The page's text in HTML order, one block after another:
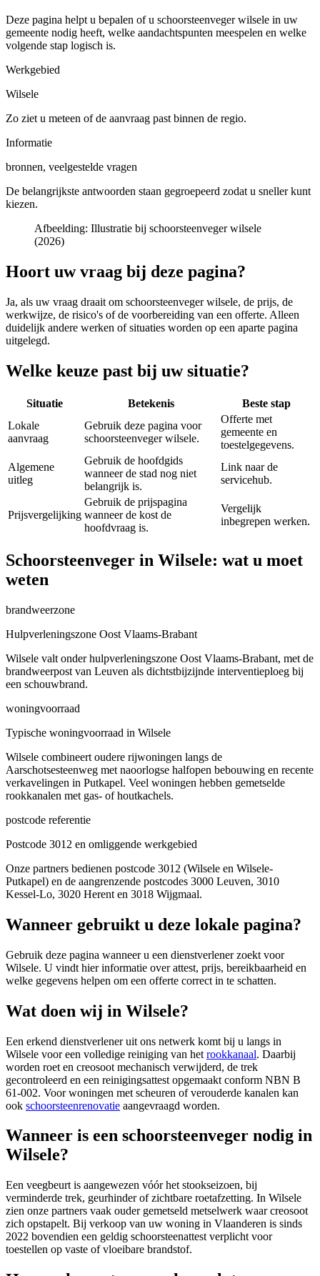
Deze pagina helpt u bepalen of u schoorsteenveger wilsele in uw
gemeente nodig heeft, welke aandachtspunten meespelen en welke
volgende stap logisch is.
Werkgebied
Wilsele
Zo ziet u meteen of de aanvraag past binnen de regio.
Informatie
bronnen, veelgestelde vragen
De belangrijkste antwoorden staan gegroepeerd zodat u sneller kunt
kiezen.
Afbeelding: Illustratie bij schoorsteenveger wilsele
(2026)
Hoort uw vraag bij deze pagina?
Ja, als uw vraag draait om schoorsteenveger wilsele, de prijs, de
werkwijze, de risico's of de voorbereiding van een offerte. Alleen
duidelijk andere werken of situaties worden op een aparte pagina
uitgelegd.
Welke keuze past bij uw situatie?
Situatie Betekenis
Beste stap
Lokale
aanvraag
Gebruik deze pagina voor
schoorsteenveger wilsele.
Offerte met
gemeente en
toestelgegevens.
Algemene
uitleg
Gebruik de hoofdgids
wanneer de stad nog niet
belangrijk is.
Link naar de
servicehub.
Prijsvergelijking
Gebruik de prijspagina
wanneer de kost de
hoofdvraag is.
Vergelijk
inbegrepen werken.
Schoorsteenveger in Wilsele: wat u moet
weten
brandweerzone
Hulpverleningszone Oost Vlaams-Brabant
Wilsele valt onder hulpverleningszone Oost Vlaams-Brabant, met de
brandweerpost van Leuven als dichtstbijzijnde interventieploeg bij
een schouwbrand.
woningvoorraad
Typische woningvoorraad in Wilsele
Wilsele combineert oudere rijwoningen langs de
Aarschotsesteenweg met naoorlogse halfopen bebouwing en recente
verkavelingen in Putkapel. Veel woningen hebben gemetselde
rookkanalen met gas- of houtkachels.
postcode referentie
Postcode 3012 en omliggende werkgebied
Onze partners bedienen postcode 3012 (Wilsele en Wilsele-
Putkapel) en de aangrenzende postcodes 3000 Leuven, 3010
Kessel-Lo, 3020 Herent en 3018 Wijgmaal.
Wanneer gebruikt u deze lokale pagina?
Gebruik deze pagina wanneer u een dienstverlener zoekt voor
Wilsele. U vindt hier informatie over attest, prijs, bereikbaarheid en
welke gegevens helpen om een offerte correct in te schatten.
Wat doen wij in Wilsele?
Een erkend dienstverlener uit ons netwerk komt bij u langs in
Wilsele voor een volledige reiniging van het rookkanaal. Daarbij
worden roet en creosoot mechanisch verwijderd, de trek
gecontroleerd en een reinigingsattest opgemaakt conform NBN B
61-002. Voor woningen met scheuren of verouderde kanalen kan
ook schoorsteenrenovatie aangevraagd worden.
Wanneer is een schoorsteenveger nodig in
Wilsele?
Een veegbeurt is aangewezen vóór het stookseizoen, bij
verminderde trek, geurhinder of zichtbare roetafzetting. In Wilsele
zien onze partners vaak ouder gemetseld metselwerk waar creosoot
zich opstapelt. Bij verkoop van uw woning in Vlaanderen is sinds
2022 bovendien een geldig schoorsteenattest verplicht voor
toestellen op vaste of vloeibare brandstof.